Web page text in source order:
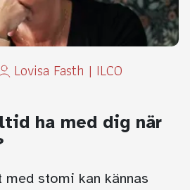
Lovisa Fasth | ILCO
ha med dig när
stomi kan kännas